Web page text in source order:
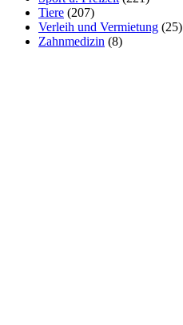
Tiere (207)
Verleih und Vermietung (25)
Zahnmedizin (8)